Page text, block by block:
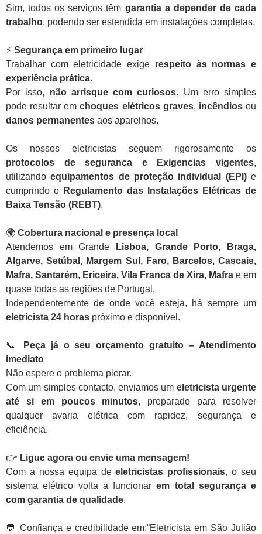
Sim, todos os serviços têm garantia a depender de cada
trabalho, podendo ser estendida em instalações completas.
⚡ Segurança em primeiro lugar
Trabalhar com eletricidade exige respeito às normas e
experiência prática.
Por isso, não arrisque com curiosos. Um erro simples
pode resultar emchoques elétricos graves, incêndiosou
danos permanentes aos aparelhos.
Os nossos eletricistas seguem rigorosamente os
protocolos de segurança e Exigencias vigentes,
utilizandoequipamentos de proteção individual (EPI)e
cumprindo o Regulamento das Instalações Elétricas de
Baixa Tensão (REBT).
🌍 Cobertura nacional e presença local
Atendemos em Grande
Lisboa, Grande Porto, Braga,
Algarve, Setúbal, Margem Sul, Faro, Barcelos, Cascais,
Mafra, Santarém, Ericeira, Vila Franca de Xira, Mafra e em
quase todas as regiões de Portugal.
Independentemente de onde você esteja, há sempre um
eletricista 24 horas próximo e disponível.
📞
Peça já o seu orçamento gratuito – Atendimento
imediato
Não espere o problema piorar.
Com um simples contacto, enviamos um eletricista urgente
até si em poucos minutos, preparado para resolver
qualquer avaria elétrica com rapidez, segurança e
eficiência.
👉 Ligue agora ou envie uma mensagem!
Com a nossa equipa deeletricistas profissionais, o seu
sistema elétrico volta a funcionarem total segurança e
com garantia de qualidade.
💬 Confiança e credibilidade em:“Eletricista em São Julião